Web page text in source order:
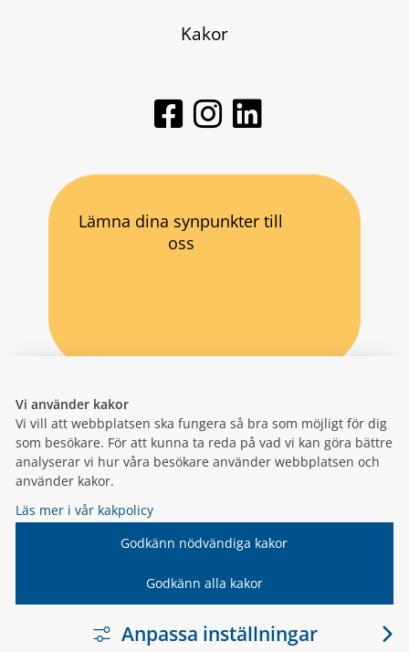
Vi använder kakor
Vi vill att webbplatsen ska fungera så bra som möjligt för dig
som besökare. För att kunna ta reda på vad vi kan göra bättre
analyserar vi hur våra besökare använder webbplatsen och
använder kakor.
Läs mer i vår kakpolicy
Godkänn nödvändiga kakor
Godkänn alla kakor
Anpassa inställningar
Kakor
Lämna dina synpunkter till
oss